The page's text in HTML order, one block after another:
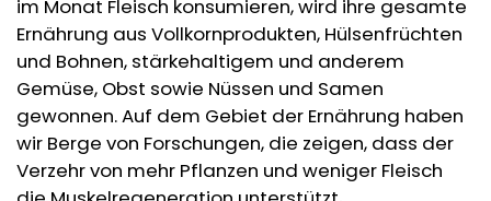
im Monat Fleisch konsumieren, wird ihre gesamte
Ernährung aus Vollkornprodukten, Hülsenfrüchten
und Bohnen, stärkehaltigem und anderem
Gemüse, Obst sowie Nüssen und Samen
gewonnen. Auf dem Gebiet der Ernährung haben
wir Berge von Forschungen, die zeigen, dass der
Verzehr von mehr Pflanzen und weniger Fleisch